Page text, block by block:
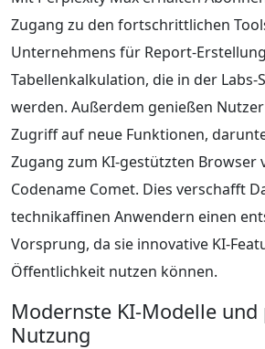
Zugang zu den fortschrittlichen
Unternehmens für Report-
Tabellenkalkulation, die in der
werden. Außerdem genießen
Zugriff auf neue Funktionen,
Zugang zum KI-gestützten Browser
Codename Comet. Dies verschafft
technikaffinen Anwendern einen
Vorsprung, da sie innovative KI-
Öffentlichkeit nutzen können.
Modernste KI-Modelle
Nutzung